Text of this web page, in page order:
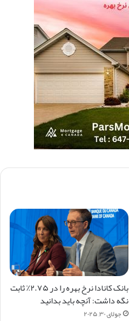
بانک کانادا نرخ بهره را در ۲.۷۵٪ ثابت
نگه داشت: آنچه باید بدانید
جولای ۳۰, ۲۰۲۵